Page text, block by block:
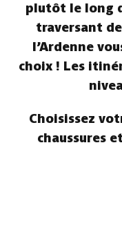
plutôt le long
traversant
l’Ardenne
choix ! Les
Choisissez
chaussures